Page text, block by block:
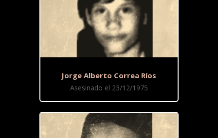
Jorge Alberto Correa Ríos
Asesinado el 23/12/1975